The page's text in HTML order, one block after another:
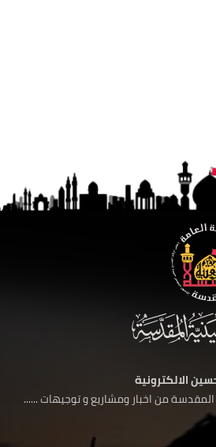
الالكترونية
من اخبار ومشاريع و توجيهات ......